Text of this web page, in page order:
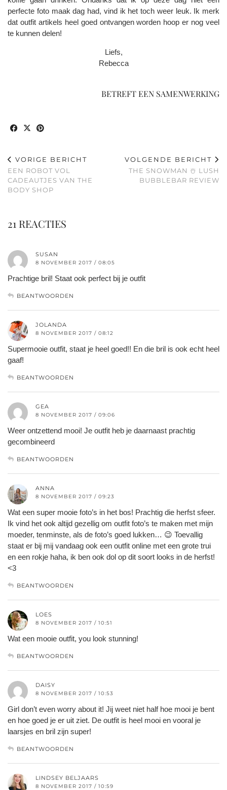
perfecte foto maak dag had, vind ik het toch weer leuk. Ik merk
dat outfit artikels heel goed ontvangen worden hoop er nog veel
te kunnen delen!
Liefs,
Rebecca
BETREFT EEN SAMENWERKING
VORIGE BERICHT
EEN ROBOT VOL
CADEAUTJES VAN THE
BODY SHOP
VOLGENDE BERICHT
THE SNOWMAN ☃️ LUSH
BUBBLEBAR REVIEW
21 REACTIES
SUSAN
8 NOVEMBER 2017 / 08:05
Prachtige bril! Staat ook perfect bij je outfit
BEANTWOORDEN
JOLANDA
8 NOVEMBER 2017 / 08:12
Supermooie outfit, staat je heel goed!! En die bril is ook echt heel
gaaf!
BEANTWOORDEN
GEA
8 NOVEMBER 2017 / 09:06
Weer ontzettend mooi! Je outfit heb je daarnaast prachtig
gecombineerd
BEANTWOORDEN
ANNA
8 NOVEMBER 2017 / 09:23
Wat een super mooie foto’s in het bos! Prachtig die herfst sfeer.
Ik vind het ook altijd gezellig om outfit foto’s te maken met mijn
moeder, tenminste, als de foto’s goed lukken… 😉 Toevallig
staat er bij mij vandaag ook een outfit online met een grote trui
en een rokje haha, ik ben ook dol op dit soort looks in de herfst!
<3
BEANTWOORDEN
LOES
8 NOVEMBER 2017 / 10:51
Wat een mooie outfit, you look stunning!
BEANTWOORDEN
DAISY
8 NOVEMBER 2017 / 10:53
Girl don’t even worry about it! Jij weet niet half hoe mooi je bent
en hoe goed je er uit ziet. De outfit is heel mooi en vooral je
laarsjes en bril zijn super!
BEANTWOORDEN
LINDSEY BELJAARS
8 NOVEMBER 2017 / 10:59